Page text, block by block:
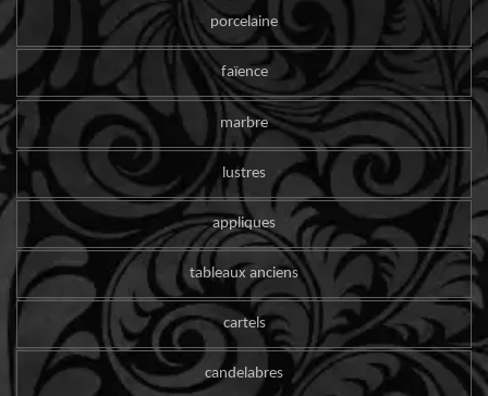
porcelaine
faïence
marbre
lustres
appliques
tableaux anciens
cartels
candelabres